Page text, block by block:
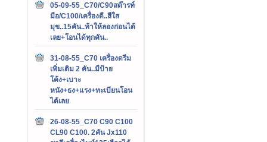
05-09-55_C70/C90สต๊ารท์
มือ/C100/เครื่องดี..สีใส
มุข..15คัน..ท้าให้ลองก่อนได้
เลย+โอนได้ทุกคัน..
31-08-55_C70 เครื่องดรีม
เพิ่มเติม 2 คัน..มีป้าย
โค้ง+เบาะ
หนัง+ธง+แรง+ทะเบียนโอน
ได้เลย
26-08-55_C70 C90 C100
CL90 C100. 2คัน Jx110